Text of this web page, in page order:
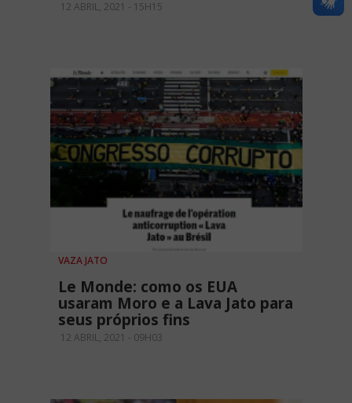
12 ABRIL, 2021 - 15H15
VAZA JATO
Le Monde: como os EUA
usaram Moro e a Lava Jato para
seus próprios fins
12 ABRIL, 2021 - 09H03